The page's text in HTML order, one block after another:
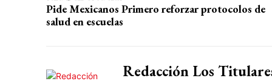
Pide Mexicanos Primero reforzar protocolos de
salud en escuelas
Redacción Los